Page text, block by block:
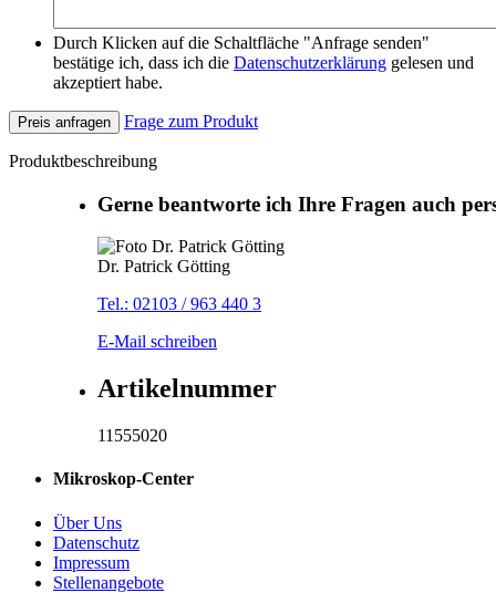
Durch Klicken auf die Schaltfläche "Anfrage senden"
bestätige ich, dass ich die Datenschutzerklärung gelesen und
akzeptiert habe.
Preis anfragen Frage zum Produkt
Produktbeschreibung
Gerne beantworte ich Ihre Fragen auch
Dr. Patrick Götting
Tel.: 02103 / 963 440 3
E-Mail schreiben
Artikelnummer
11555020
Mikroskop-Center
Über Uns
Datenschutz
Impressum
Stellenangebote